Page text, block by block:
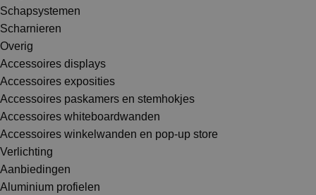
Schapsystemen
Scharnieren
Overig
Accessoires displays
Accessoires exposities
Accessoires paskamers en stemhokjes
Accessoires whiteboardwanden
Accessoires winkelwanden en pop-up store
Verlichting
Aanbiedingen
Aluminium profielen